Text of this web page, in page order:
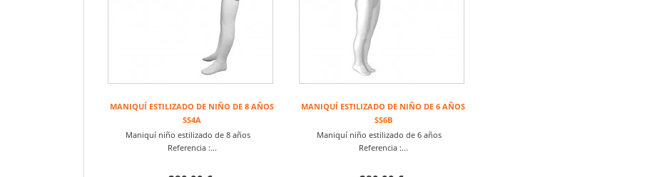
MANIQUÍ ESTILIZADO DE NIÑO DE 8 AÑOS
SS4A
Maniquí niño estilizado de 8 años
Referencia :...
MANIQUÍ ESTILIZADO DE NIÑO DE 6 AÑOS
SS6B
Maniquí niño estilizado de 6 años
Referencia :...